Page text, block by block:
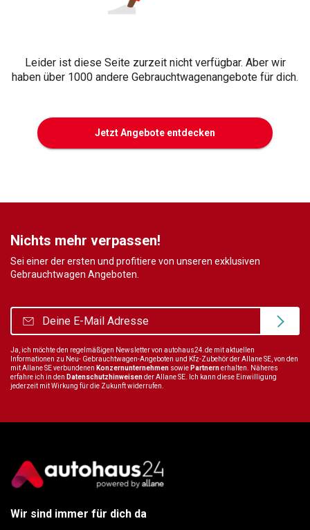
Leider ist diese Seite zurzeit nicht verfügbar. Aber wir
haben über 1000 andere Gebrauchtwagenangebote für dich.
Jetzt Angebote entdecken
Nichts mehr verpassen!
Sei einer der ersten und profitiere von unseren exklusiven
Gebrauchtwagen Angeboten.
Ja, ich möchte den regelmäßigen Newsletter von autohaus24.de mit aktuellen
Informationen zu Neu- Gebrauchtwagen-Angeboten und Kfz-Zubehör der Allane SE, von den
mit Allane SE verbundenen Konzernunternehmen sowie Partnernerhalten. Näheres
erfahre ich in den Datenschutzhinweisender Allane SE. Ich kann diese Einwilligung
jederzeit mit Wirkung für die Zukunft widerrufen.
Wir sind immer für dich da